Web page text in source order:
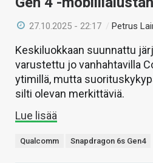
27.10.2025 - 22:17 /Petrus
Keskiluokkaan suunnattu
varustettu jo vanhahtavilla
ytimillä, mutta
silti olevan merkittäviä.
Lue lisää
Qualcomm Snapdragon 6s Gen4